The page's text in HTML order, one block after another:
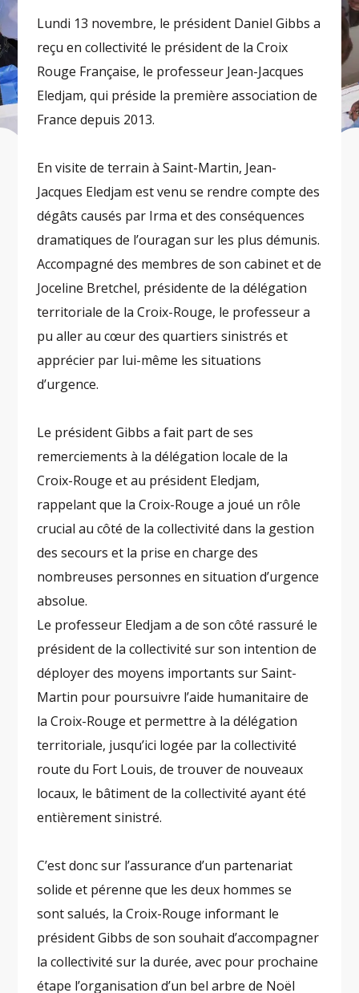
Lundi 13 novembre, le président Daniel Gibbs a
reçu en collectivité le président de la Croix
Rouge Française, le professeur Jean-Jacques
Eledjam, qui préside la première association de
France depuis 2013.
En visite de terrain à Saint-Martin, Jean-
Jacques Eledjam est venu se rendre compte des
dégâts causés par Irma et des conséquences
dramatiques de l’ouragan sur les plus démunis.
Accompagné des membres de son cabinet et de
Joceline Bretchel, présidente de la délégation
territoriale de la Croix-Rouge, le professeur a
pu aller au cœur des quartiers sinistrés et
apprécier par lui-même les situations
d’urgence.
Le président Gibbs a fait part de ses
remerciements à la délégation locale de la
Croix-Rouge et au président Eledjam,
rappelant que la Croix-Rouge a joué un rôle
crucial au côté de la collectivité dans la gestion
des secours et la prise en charge des
nombreuses personnes en situation d’urgence
absolue.
Le professeur Eledjam a de son côté rassuré le
président de la collectivité sur son intention de
déployer des moyens importants sur Saint-
Martin pour poursuivre l’aide humanitaire de
la Croix-Rouge et permettre à la délégation
territoriale, jusqu’ici logée par la collectivité
route du Fort Louis, de trouver de nouveaux
locaux, le bâtiment de la collectivité ayant été
entièrement sinistré.
C’est donc sur l’assurance d’un partenariat
solide et pérenne que les deux hommes se
sont salués, la Croix-Rouge informant le
président Gibbs de son souhait d’accompagner
la collectivité sur la durée, avec pour prochaine
étape l’organisation d’un bel arbre de Noël